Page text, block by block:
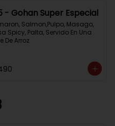
- Gohan Super Especial
Salmon,Pulpo, Masago,
Spicy, Palta, Servido En Una
De Arroz